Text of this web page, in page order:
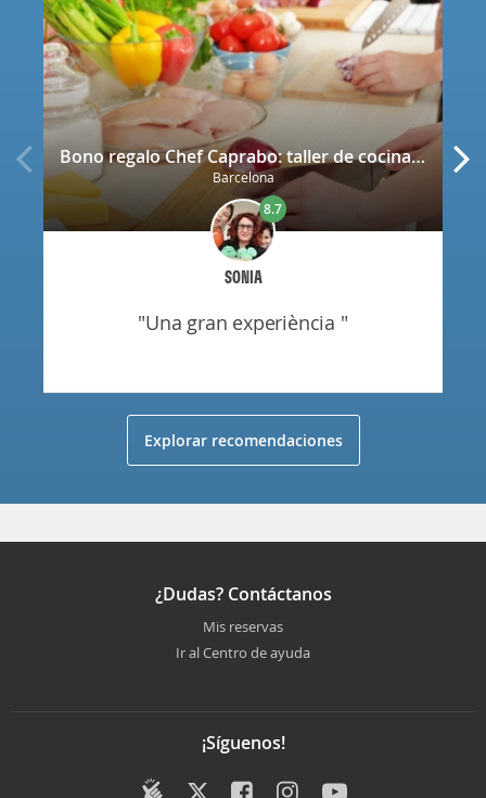
Bono regalo Chef Caprabo: taller de cocina a escoger con degustación
Barcelona
SONIA
8.7
"una gran experiència "
Explorar recomendaciones
¿Dudas? Contáctanos
Mis reservas
Ir al Centro de ayuda
¡Síguenos!